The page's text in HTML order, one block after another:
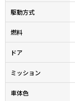
駆動方式
燃料
ドア
ミッション
車体色